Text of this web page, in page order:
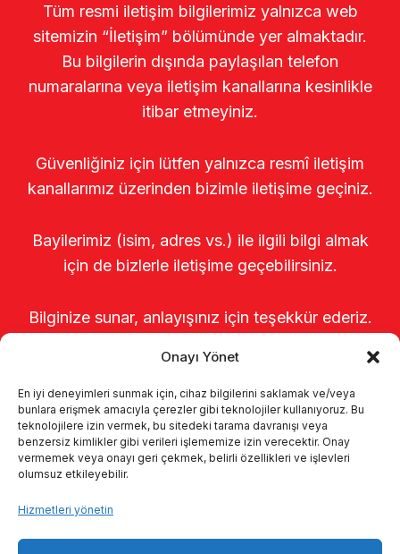
Onayı Yönet
En iyi deneyimleri sunmak için, cihaz bilgilerini saklamak ve/veya
bunlara erişmek amacıyla çerezler gibi teknolojiler kullanıyoruz. Bu
teknolojilere izin vermek, bu sitedeki tarama davranışı veya
benzersiz kimlikler gibi verileri işlememize izin verecektir. Onay
vermemek veya onayı geri çekmek, belirli özellikleri ve işlevleri
olumsuz etkileyebilir.
Hizmetleri yönetin
Tüm resmi iletişim bilgilerimiz yalnızca web
sitemizin “İletişim” bölümünde yer almaktadır.
Bu bilgilerin dışında paylaşılan telefon
numaralarına veya iletişim kanallarına kesinlikle
itibar etmeyiniz.
Güvenliğiniz için lütfen yalnızca resmî iletişim
kanallarımız üzerinden bizimle iletişime geçiniz.
Bayilerimiz (isim, adres vs.) ile ilgili bilgi almak
için de bizlerle iletişime geçebilirsiniz.
Bilginize sunar, anlayışınız için teşekkür ederiz.